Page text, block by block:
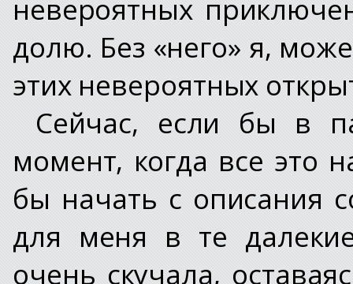
невероятных
долю. Без «него» я,
этих невероятных
Сейчас, если бы в
момент, когда все это
бы начать с описания
для меня в те
очень скучала,